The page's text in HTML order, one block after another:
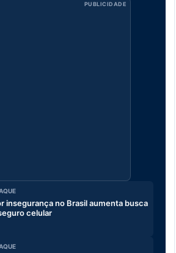
PUBLICIDADE
insegurança no Brasil aumenta busca
celular